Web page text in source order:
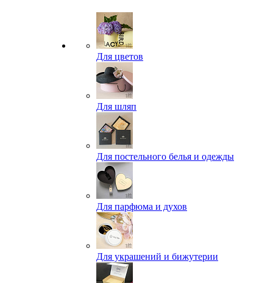
Для цветов
Для шляп
Для постельного белья и одежды
Для парфюма и духов
Для украшений и бижутерии